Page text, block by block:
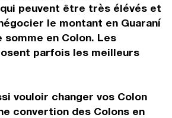
peuvent être très élévés et
le montant en Guaraní
en Colon. Les
parfois les meilleurs
vouloir changer vos Colon
convertion des Colons en